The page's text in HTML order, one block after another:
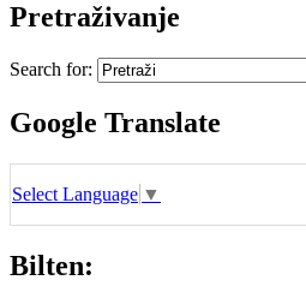
Pretraživanje
Search for:
Google Translate
Select Language ▼
Bilten: